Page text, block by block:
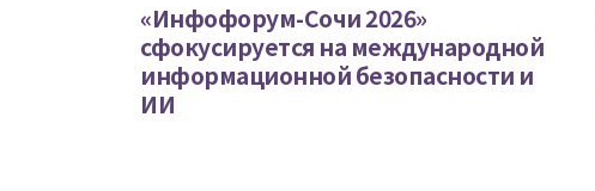
«Инфофорум-Сочи 2026»
сфокусируется на международной
информационной безопасности и
ИИ